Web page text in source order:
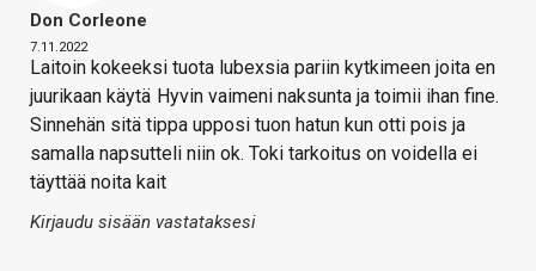
Don Corleone
7.11.2022
Laitoin kokeeksi tuota lubexsia pariin kytkimeen joita en
juurikaan käytä Hyvin vaimeni naksunta ja toimii ihan fine.
Sinnehän sitä tippa upposi tuon hatun kun otti pois ja
samalla napsutteli niin ok. Toki tarkoitus on voidella ei
täyttää noita kait
Kirjaudu sisään vastataksesi